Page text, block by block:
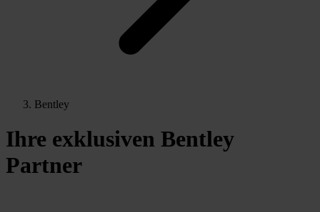
Bentley
Ihre exklusiven Bentley
Partner